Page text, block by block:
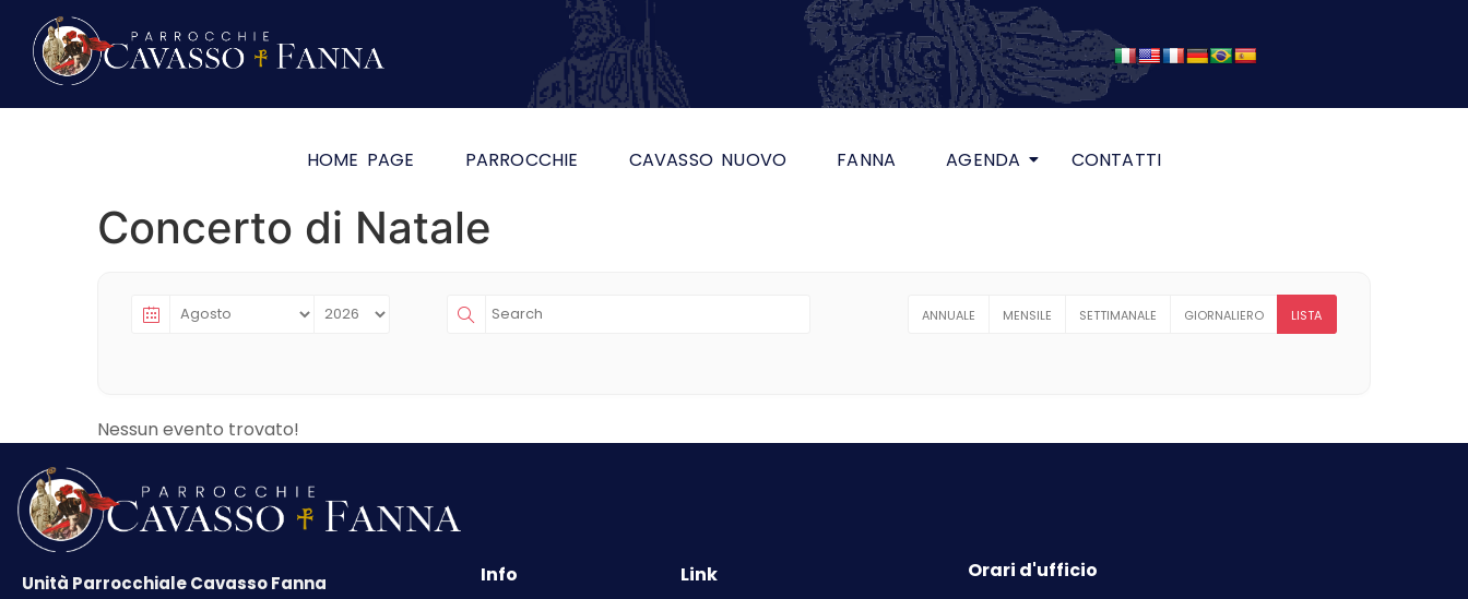
HOME PAGE PARROCCHIE CAVASSO NUOVO FANNA AGENDA CONTATTI
Concerto di Natale
ANNUALE MENSILE SETTIMANALE GIORNALIERO LISTA
Nessun evento trovato!
Unità Parrocchiale Cavasso Fanna Info Link Orari d'ufficio